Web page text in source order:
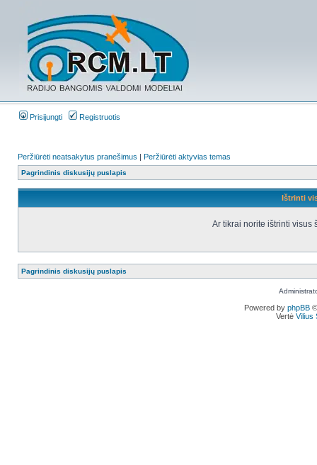
Prisijungti Registruotis
Peržiūrėti neatsakytus pranešimus | Peržiūrėti aktyvias temas
Pagrindinis diskusijų puslapis
Ištrinti
Ar tikrai norite ištrinti visus
Pagrindinis diskusijų puslapis
Powered by phpBB
Vertė Vilius